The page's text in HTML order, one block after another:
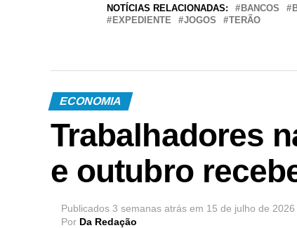
NOTÍCIAS RELACIONADAS: BANCOS
EXPEDIENTE
JOGOS TERÃO
ECONOMIA
Trabalhadores
e outubro
Publicados 3 semanas atrás em 15 de julho de 2026
Por Da Redação